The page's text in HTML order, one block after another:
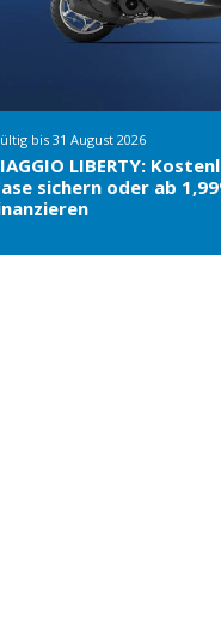
bis31 August 2026
LIBERTY:
sichern oder ab